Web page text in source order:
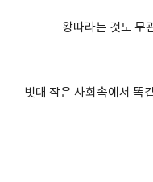
왕따라는 것도 무
빗대 작은 사회속에서 똑